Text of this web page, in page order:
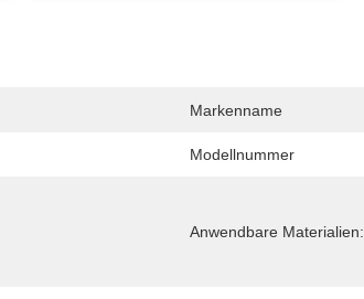
Markenname
Modellnummer
Anwendbare Materialien: